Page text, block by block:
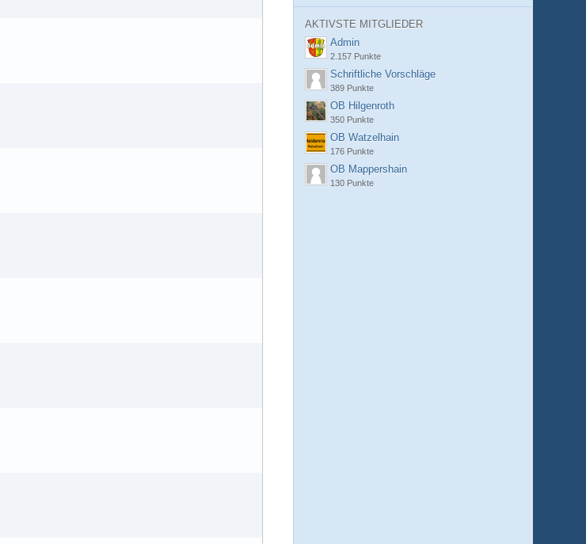
AKTIVSTE MITGLIEDER
Admin
2.157 Punkte
Schriftliche Vorschläge
389 Punkte
OB Hilgenroth
350 Punkte
OB Watzelhain
176 Punkte
OB Mappershain
130 Punkte